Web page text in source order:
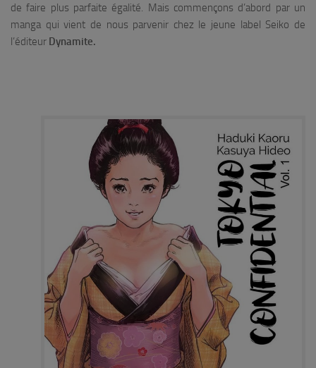
de faire plus parfaite égalité. Mais commençons d’abord par un
manga qui vient de nous parvenir chez le jeune label Seiko de
l’éditeur Dynamite.